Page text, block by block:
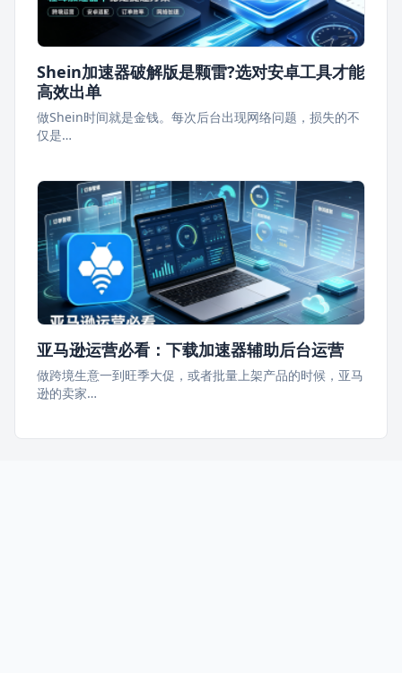
Shein加速器破解版是颗雷?选对安卓工具才能
高效出单
做Shein时间就是金钱。每次后台出现网络问题，损失的不
仅是…
亚马逊运营必看：下载加速器辅助后台运营
做跨境生意一到旺季大促，或者批量上架产品的时候，亚马
逊的卖家…